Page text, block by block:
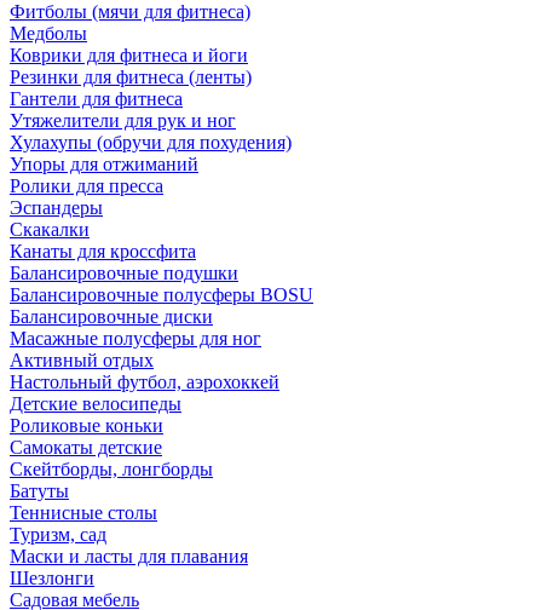
Фитболы (мячи для фитнеса)
Медболы
Коврики для фитнеса и йоги
Резинки для фитнеса (ленты)
Гантели для фитнеса
Утяжелители для рук и ног
Хулахупы (обручи для похудения)
Упоры для отжиманий
Ролики для пресса
Эспандеры
Скакалки
Канаты для кроссфита
Балансировочные подушки
Балансировочные полусферы BOSU
Балансировочные диски
Масажные полусферы для ног
Активный отдых
Настольный футбол, аэрохоккей
Детские велосипеды
Роликовые коньки
Самокаты детские
Скейтборды, лонгборды
Батуты
Теннисные столы
Туризм, сад
Маски и ласты для плавания
Шезлонги
Садовая мебель